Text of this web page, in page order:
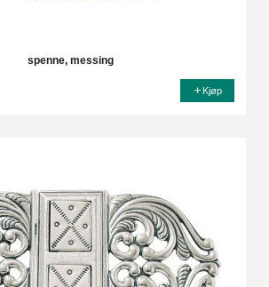
spenne, messing
Kjøp